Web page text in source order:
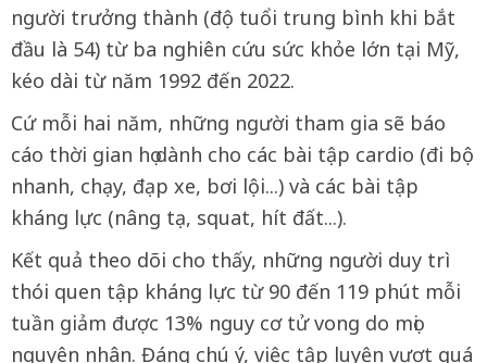
người trưởng thành (độ tuổi trung bình khi bắt
đầu là 54) từ ba nghiên cứu sức khỏe lớn tại Mỹ,
kéo dài từ năm 1992 đến 2022.
Cứ mỗi hai năm, những người tham gia sẽ báo
cáo thời gian họ dành cho các bài tập cardio (đi bộ
nhanh, chạy, đạp xe, bơi lội...) và các bài tập
kháng lực (nâng tạ, squat, hít đất...).
Kết quả theo dõi cho thấy, những người duy trì
thói quen tập kháng lực từ 90 đến 119 phút mỗi
tuần giảm được 13% nguy cơ tử vong do mọi
nguyên nhân. Đáng chú ý, việc tập luyện vượt quá